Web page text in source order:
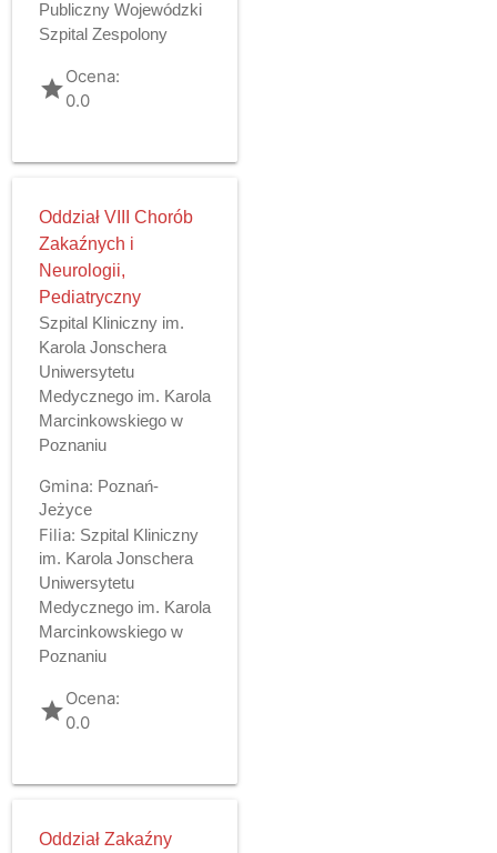
Publiczny Wojewódzki
Szpital Zespolony
gradeOcena:
0.0
Oddział VIII Chorób
Zakaźnych i
Neurologii,
Pediatryczny
Szpital Kliniczny im.
Karola Jonschera
Uniwersytetu
Medycznego im. Karola
Marcinkowskiego w
Poznaniu
Gmina: Poznań-
Jeżyce
Filia: Szpital Kliniczny
im. Karola Jonschera
Uniwersytetu
Medycznego im. Karola
Marcinkowskiego w
Poznaniu
gradeOcena:
0.0
Oddział Zakaźny